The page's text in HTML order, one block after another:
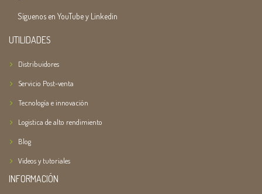
Síguenos en YouTube y Linkedin
UTILIDADES
Distribuidores
Servicio Post-venta
Tecnología e innovación
Logistica de alto rendimiento
Blog
Videos y tutoriales
INFORMACIÓN